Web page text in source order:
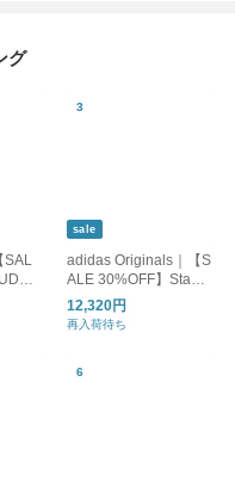
グ
SAL
エ
カ
sale
adidas Originals｜【S
ALE 30%OFF】Stan
Smith GORE-TEX ス
タンスミス ゴアテッ
ワイト jr3323
12,320円
再入荷待ち